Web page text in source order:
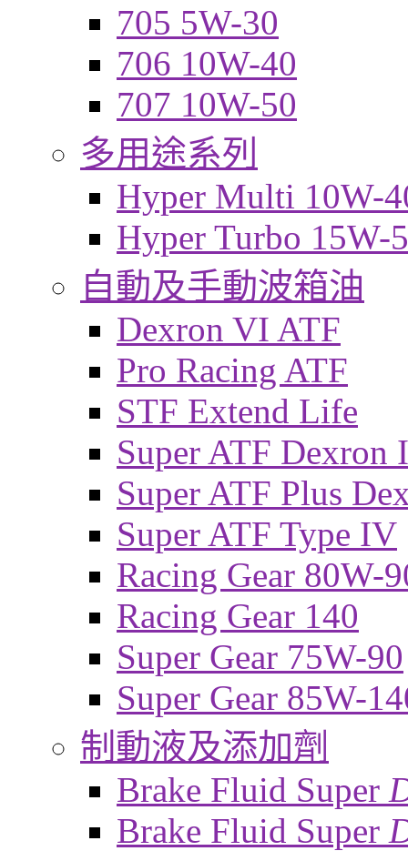
705 5W-30
706 10W-40
707 10W-50
多用途系列
Hyper Multi 10W-
Hyper Turbo 15W-
自動及手動波箱油
Dexron VI ATF
Pro Racing ATF
STF Extend Life
Super ATF Dexron
Super ATF Plus
Super ATF Type IV
Racing Gear 80W-
Racing Gear 140
Super Gear 75W-90
Super Gear 85W-
制動液及添加劑
Brake Fluid Super
Brake Fluid Super